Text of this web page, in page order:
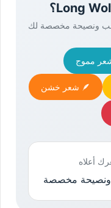
ونصيحة مخصصة لك
مموج
🪶 شعر خشن
أعلاه
ونصيحة مخصصة